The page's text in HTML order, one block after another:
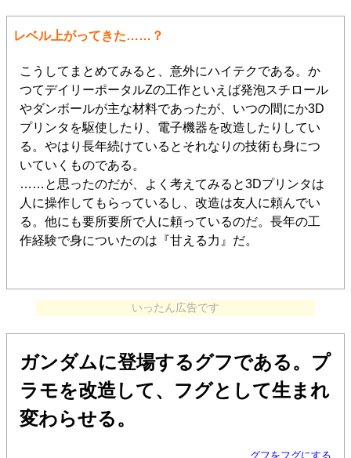
レベル上がってきた……？
こうしてまとめてみると、意外にハイテクである。か
つてデイリーポータルZの工作といえば発泡スチロール
やダンボールが主な材料であったが、いつの間にか3D
プリンタを駆使したり、電子機器を改造したりしてい
る。やはり長年続けているとそれなりの技術も身につ
いていくものである。
……と思ったのだが、よく考えてみると3Dプリンタは
人に操作してもらっているし、改造は友人に頼んでい
る。他にも要所要所で人に頼っているのだ。長年の工
作経験で身についたのは『甘える力』だ。
いったん広告です
ガンダムに登場するグフである。プ
ラモを改造して、フグとして生まれ
変わらせる。
グフをフグにする